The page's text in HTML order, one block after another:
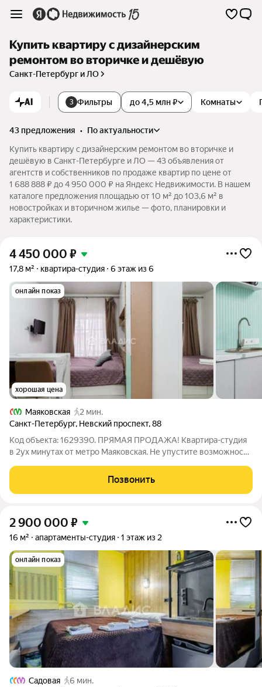
Купить квартиру с дизайнерским
ремонтом во вторичке и дешёвую
Санкт-Петербург и ЛО
AI 3 Фильтры Комнаты
до 4,5 млн ₽
43 предложения •
по актуальности
Купить квартиру с дизайнерским ремонтом во вторичке и
дешёвую в Санкт-Петербурге и ЛО — 43 объявления от
агентств и собственников по продаже квартир по цене от
1 688 888 ₽ до 4 950 000 ₽ на Яндекс Недвижимости. В нашем
каталоге предложения площадью от 10 м² до 103,6 м² в
новостройках и вторичном жилье — фото, планировки и
характеристики.
4 450 000 ₽
17,8 м² квартира-студия 6 этаж из 6
онлайн показ
хорошая цена
Маяковская
2 мин.
Санкт-Петербург, Невский проспект,88
Код объекта: 1629390. ПРЯМАЯ ПРОДАЖА! Квартира-студия
в 2ух минутах от метро Маяковская. Не упустите возможность
студии есть всё необходимое: - большое спальное место - зона
хранения вещей - зона
Позвонить
2 900 000 ₽
16 м² апартаменты-студия 1 этаж из 2
онлайн показ
Садовая
6 мин.